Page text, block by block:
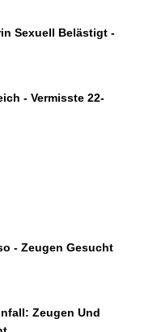
Sexuell Belästigt -
- Vermisste 22-
- Zeugen Gesucht
Zeugen Und